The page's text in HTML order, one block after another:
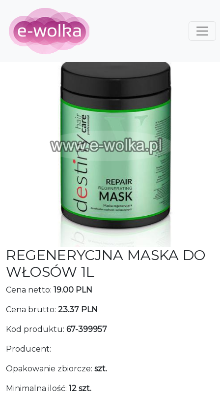
REGENERYCJNA MASKA DO
WŁOSÓW 1L
Cena netto: 19.00 PLN
Cena brutto: 23.37 PLN
Kod produktu: 67-399957
Producent:
Opakowanie zbiorcze: szt.
Minimalna ilość: 12 szt.